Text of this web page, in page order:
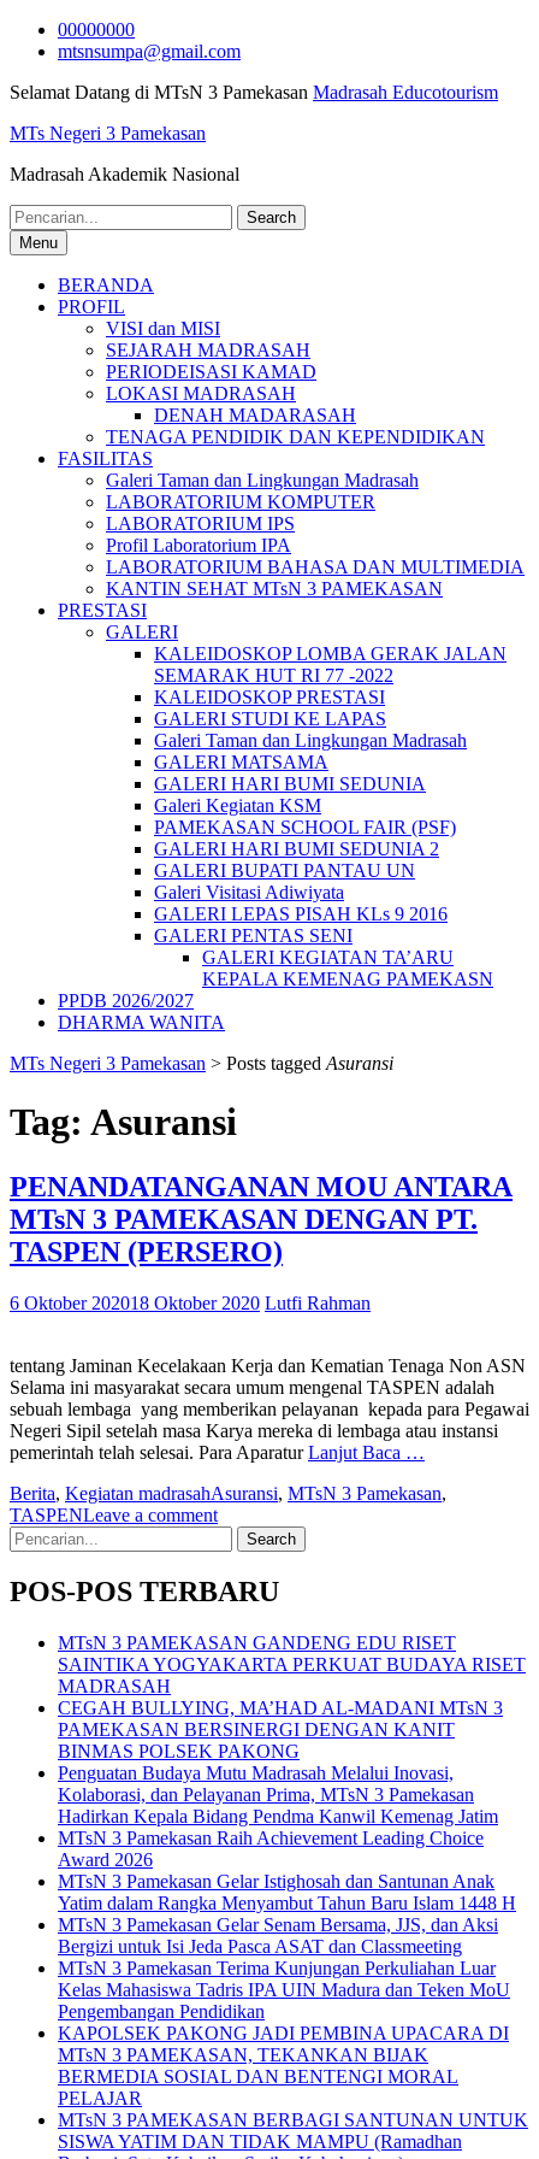
Skip
00000000
mtsnsumpa@gmail.com
Selamat Datang di MTsN 3 Pamekasan Madrasah Educotourism
MTs Negeri 3 Pamekasan
Madrasah Akademik Nasional
Search
for:Menu
BERANDA
PROFIL
VISI dan MISI
SEJARAH MADRASAH
PERIODEISASI KAMAD
LOKASI MADRASAH
DENAH MADARASAH
TENAGA PENDIDIK DAN KEPENDIDIKAN
FASILITAS
Galeri Taman dan Lingkungan Madrasah
LABORATORIUM KOMPUTER
LABORATORIUM IPS
Profil Laboratorium IPA
LABORATORIUM BAHASA DAN MULTIMEDIA
KANTIN SEHAT MTsN 3 PAMEKASAN
PRESTASI
GALERI
KALEIDOSKOP LOMBA GERAK JALAN
SEMARAK HUT RI 77 -2022
KALEIDOSKOP PRESTASI
GALERI STUDI KE LAPAS
Galeri Taman dan Lingkungan Madrasah
GALERI MATSAMA
GALERI HARI BUMI SEDUNIA
Galeri Kegiatan KSM
PAMEKASAN SCHOOL FAIR (PSF)
GALERI HARI BUMI SEDUNIA 2
GALERI BUPATI PANTAU UN
Galeri Visitasi Adiwiyata
GALERI LEPAS PISAH KLs 9 2016
GALERI PENTAS SENI
GALERI KEGIATAN TA’ARU
KEPALA KEMENAG PAMEKASN
PPDB 2026/2027
DHARMA WANITA
MTs Negeri 3 Pamekasan > Posts tagged Asuransi
Tag: Asuransi
PENANDATANGANAN MOU ANTARA
MTsN 3 PAMEKASAN DENGAN PT.
TASPEN (PERSERO)
6 Oktober 202018 Oktober 2020 Lutfi Rahman
tentang Jaminan Kecelakaan Kerja dan Kematian Tenaga Non ASN
Selama ini masyarakat secara umum mengenal TASPEN adalah
sebuah lembaga yang memberikan pelayanan kepada para Pegawai
Negeri Sipil setelah masa Karya mereka di lembaga atau instansi
pemerintah telah selesai. Para AparaturLanjut Baca …
Berita, Kegiatan madrasahAsuransi, MTsN 3 Pamekasan,
TASPENLeave a comment
Search
for:
POS-POS TERBARU
MTsN 3 PAMEKASAN GANDENG EDU RISET
SAINTIKA YOGYAKARTA PERKUAT BUDAYA RISET
MADRASAH
CEGAH BULLYING, MA’HAD AL-MADANI MTsN 3
PAMEKASAN BERSINERGI DENGAN KANIT
BINMAS POLSEK PAKONG
Penguatan Budaya Mutu Madrasah Melalui Inovasi,
Kolaborasi, dan Pelayanan Prima, MTsN 3 Pamekasan
Hadirkan Kepala Bidang Pendma Kanwil Kemenag Jatim
MTsN 3 Pamekasan Raih Achievement Leading Choice
Award 2026
MTsN 3 Pamekasan Gelar Istighosah dan Santunan Anak
Yatim dalam Rangka Menyambut Tahun Baru Islam 1448 H
MTsN 3 Pamekasan Gelar Senam Bersama, JJS, dan Aksi
Bergizi untuk Isi Jeda Pasca ASAT dan Classmeeting
MTsN 3 Pamekasan Terima Kunjungan Perkuliahan Luar
Kelas Mahasiswa Tadris IPA UIN Madura dan Teken MoU
Pengembangan Pendidikan
KAPOLSEK PAKONG JADI PEMBINA UPACARA DI
MTsN 3 PAMEKASAN, TEKANKAN BIJAK
BERMEDIA SOSIAL DAN BENTENGI MORAL
PELAJAR
MTsN 3 PAMEKASAN BERBAGI SANTUNAN UNTUK
SISWA YATIM DAN TIDAK MAMPU (Ramadhan